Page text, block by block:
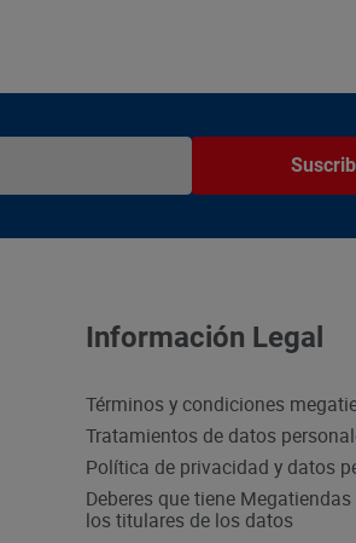
Información Legal
Términos y condiciones
Tratamientos de datos
Política de privacidad y datos
Deberes que tiene
los titulares de los datos